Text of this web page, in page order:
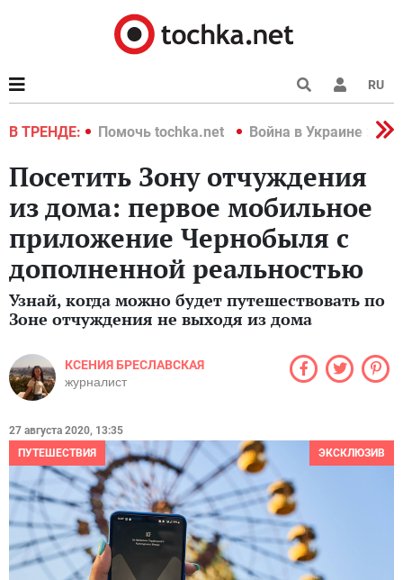
RU
В ТРЕНДЕ:
2022 Помочь tochka.net Война в Украине 2022
Посетить Зону отчуждения
из дома: первое мобильное
приложение Чернобыля с
дополненной реальностью
Узнай, когда можно будет путешествовать по
Зоне отчуждения не выходя из дома
КСЕНИЯ БРЕСЛАВСКАЯ
журналист
27 августа 2020, 13:35
ПУТЕШЕСТВИЯ
ЭКСКЛЮЗИВ